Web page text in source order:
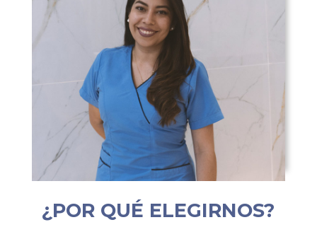
¿POR QUÉ ELEGIRNOS?